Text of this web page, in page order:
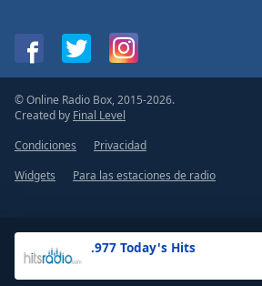
.977 Today's Hits
© Online Radio Box, 2015-2026.
Created by Final Level
Condiciones
Privacidad
Widgets
Para las estaciones de radio